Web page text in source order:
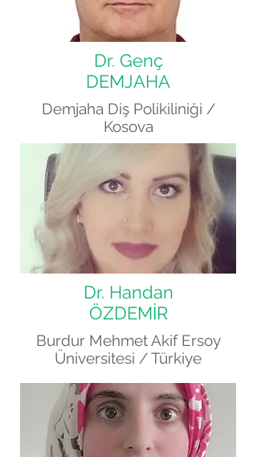
Dr. Genç
DEMJAHA
Demjaha Diş Polikiliniği /
Kosova
Dr. Handan
ÖZDEMİR
Burdur Mehmet Akif Ersoy
Üniversitesi / Türkiye